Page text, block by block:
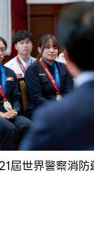
屆世界警察消防